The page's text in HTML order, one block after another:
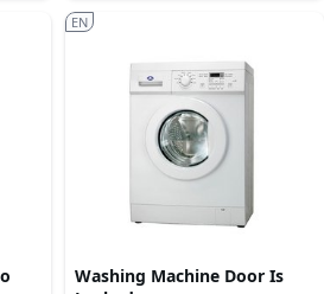
Washing Machine Door Is
EN